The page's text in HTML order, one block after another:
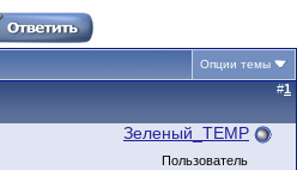
Опции темы
#1
Зеленый_TEMP
Пользователь